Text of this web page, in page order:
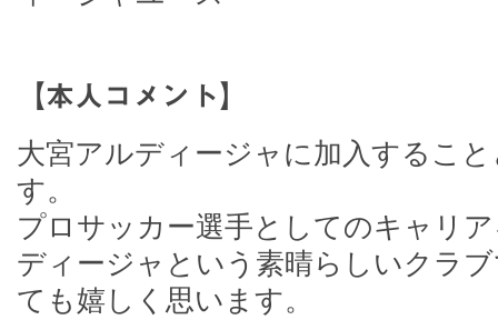
【本人コメント】
大宮アルディージャに加入するこ
す。
プロサッカー選手としてのキャリ
ディージャという素晴らしいクラ
ても嬉しく思います。